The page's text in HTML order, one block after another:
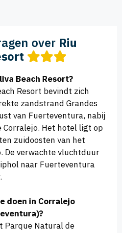
over Riu
Beach Resort?
Resort bevindt zich
zandstrand Grandes
van Fuerteventura, nabij
Corralejo. Het hotel ligt op
zuidoosten van het
De verwachte vluchtduur
naar Fuerteventura
doen in Corralejo
Parque Natural de